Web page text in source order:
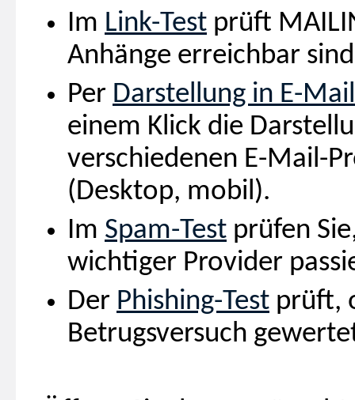
Im Link-Test prüft
Anhänge erreichbar
Per Darstellung in E-
einem Klick die
verschiedenen E-Mail-
(Desktop, mobil).
Im Spam-Test prüfen
wichtiger Provider
Der Phishing-Test prüft,
Betrugsversuch